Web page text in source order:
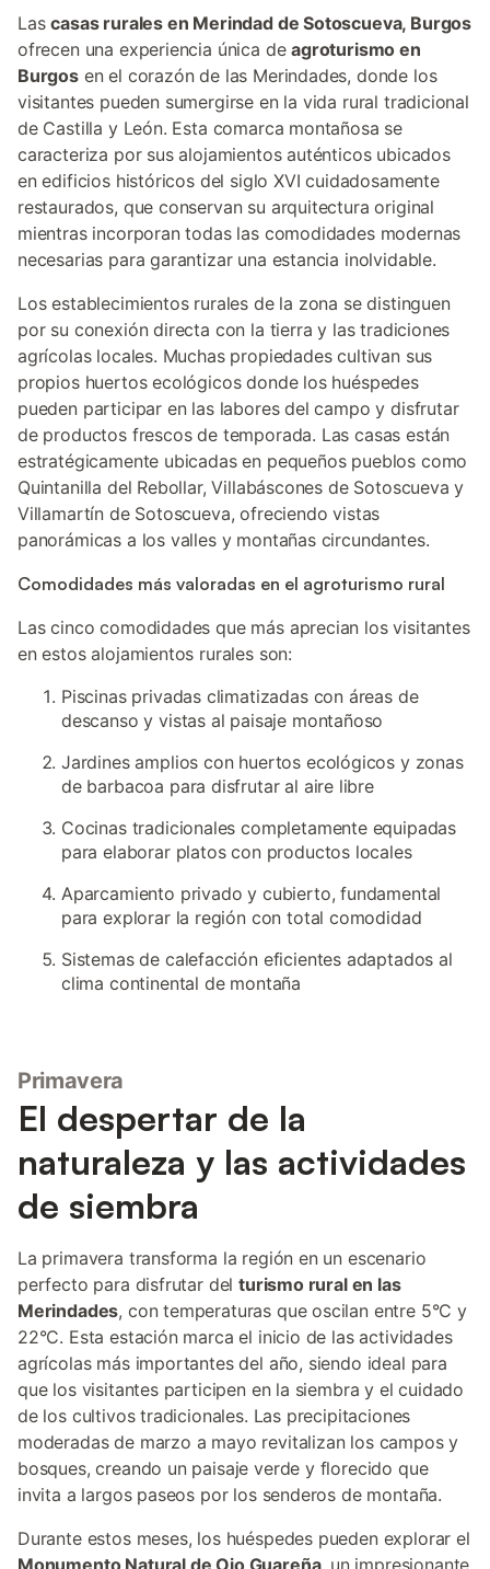
Lascasas rurales en Merindad de Sotoscueva, Burgos
ofrecen una experiencia única deagroturismo en
Burgosen el corazón de las Merindades, donde los
visitantes pueden sumergirse en la vida rural tradicional
de Castilla y León. Esta comarca montañosa se
caracteriza por sus alojamientos auténticos ubicados
en edificios históricos del siglo XVI cuidadosamente
restaurados, que conservan su arquitectura original
mientras incorporan todas las comodidades modernas
necesarias para garantizar una estancia inolvidable.
Los establecimientos rurales de la zona se distinguen
por su conexión directa con la tierra y las tradiciones
agrícolas locales. Muchas propiedades cultivan sus
propios huertos ecológicos donde los huéspedes
pueden participar en las labores del campo y disfrutar
de productos frescos de temporada. Las casas están
estratégicamente ubicadas en pequeños pueblos como
Quintanilla del Rebollar, Villabáscones de Sotoscueva y
Villamartín de Sotoscueva, ofreciendo vistas
panorámicas a los valles y montañas circundantes.
Comodidades más valoradas en el agroturismo rural
Las cinco comodidades que más aprecian los visitantes
en estos alojamientos rurales son:
Piscinas privadas climatizadas con áreas de
descanso y vistas al paisaje montañoso
Jardines amplios con huertos ecológicos y zonas
de barbacoa para disfrutar al aire libre
Cocinas tradicionales completamente equipadas
para elaborar platos con productos locales
Aparcamiento privado y cubierto, fundamental
para explorar la región con total comodidad
Sistemas de calefacción eficientes adaptados al
clima continental de montaña
Primavera
El despertar de la
naturaleza y las actividades
de siembra
La primavera transforma la región en un escenario
perfecto para disfrutar delturismo rural en las
Merindades, con temperaturas que oscilan entre 5°C y
22°C. Esta estación marca el inicio de las actividades
agrícolas más importantes del año, siendo ideal para
que los visitantes participen en la siembra y el cuidado
de los cultivos tradicionales. Las precipitaciones
moderadas de marzo a mayo revitalizan los campos y
bosques, creando un paisaje verde y florecido que
invita a largos paseos por los senderos de montaña.
Durante estos meses, los huéspedes pueden explorar el
Monumento Natural de Ojo Guareña, un impresionante